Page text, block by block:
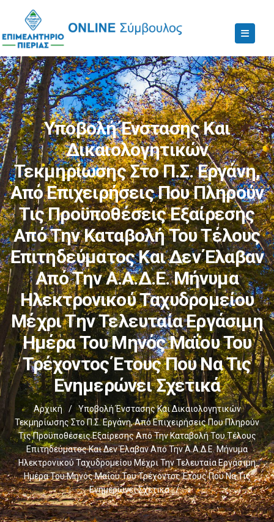
Υποβολή Ένστασης Και
Δικαιολογητικών
Τεκμηρίωσης Στο Π.Σ. Εργάνη,
Από Επιχειρήσεις Που Πληρούν
Τις Προϋποθέσεις Εξαίρεσης
Από Την Καταβολή Του Τέλους
Επιτηδεύματος Και Δεν Έλαβαν
Από Την Α.Α.Δ.Ε. Μήνυμα
Ηλεκτρονικού Ταχυδρομείου
Μέχρι Την Τελευταία Εργάσιμη
Ημέρα Του Μηνός Μαΐου Του
Τρέχοντος Έτους Που Να Τις
Ενημερώνει Σχετικά
Αρχική /
Υποβολή Ένστασης Και Δικαιολογητικών
Τεκμηρίωσης Στο Π.Σ. Εργάνη, Από Επιχειρήσεις Που Πληρούν
Τις Προϋποθέσεις Εξαίρεσης Από Την Καταβολή Του Τέλους
Επιτηδεύματος Και Δεν Έλαβαν Από Την Α.Α.Δ.Ε. Μήνυμα
Ηλεκτρονικού Ταχυδρομείου Μέχρι Την Τελευταία Εργάσιμη
Ημέρα Του Μηνός Μαΐου Του Τρέχοντος Έτους Που Να Τις
Ενημερώνει Σχετικά
/